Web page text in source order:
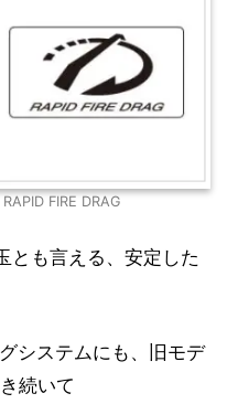
FIRE DRAG
とも言える、安定した
システムにも、旧モデ
続いて